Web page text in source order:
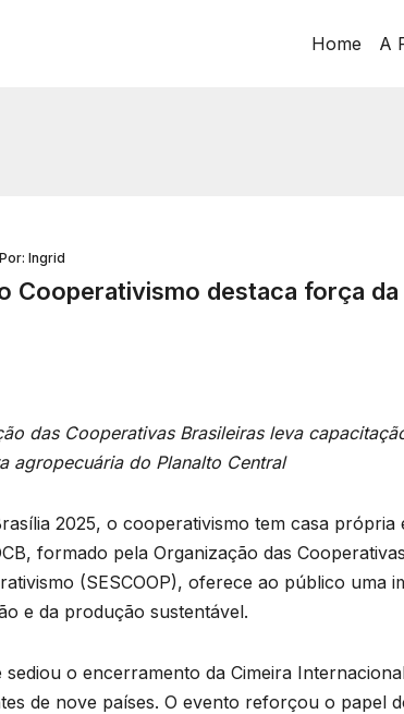
Home A
Por: Ingrid
Cooperativismo destaca força
das Cooperativas Brasileiras leva
agropecuária do Planalto Central
2025, o cooperativismo tem casa
formado pela Organização das
(SESCOOP), oferece ao público
e da produção sustentável.
sediou o encerramento da Cimeira
de nove países. O evento reforçou o papel